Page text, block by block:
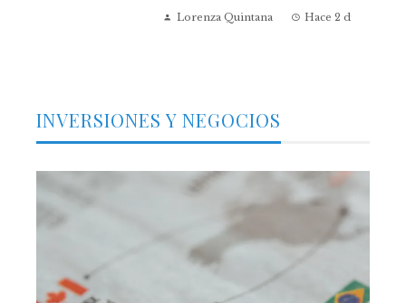
Lorenza Quintana Hace 2 días
INVERSIONES Y NEGOCIOS